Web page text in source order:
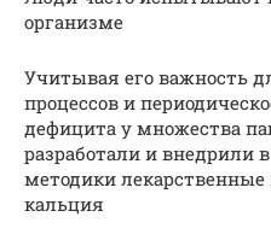
организме
Учитывая его важность
процессов и
дефицита у множества
разработали и внедрили
методики лекарственные
кальция